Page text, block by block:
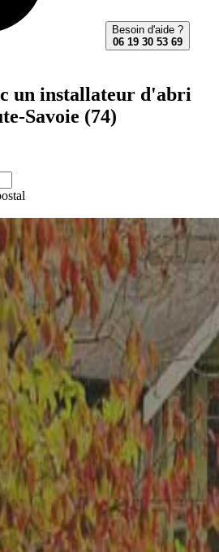
Besoin d'aide ?
06 19 30 53 69
un installateur d'abri
Savoie (74)